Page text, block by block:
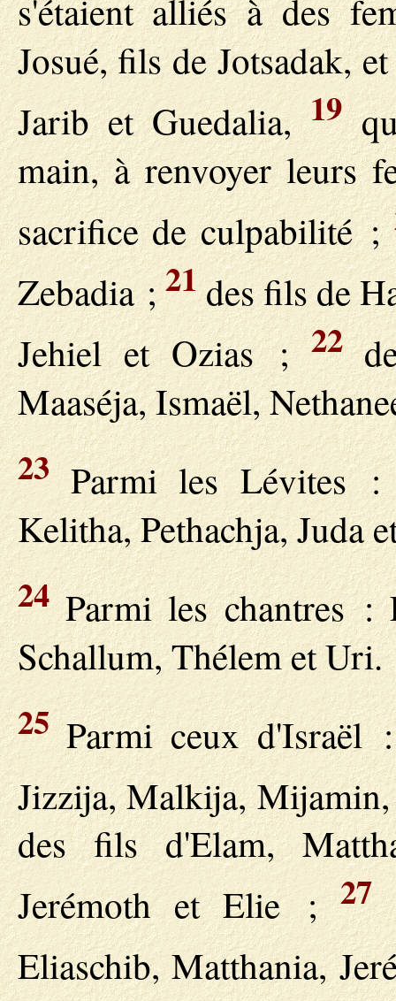
s'étaient alliés à des
Josué, fils de Jotsadak,
Jarib et Guedalia,19
main, à renvoyer leurs
sacrifice de culpabilité ;
Zebadia ;21des fils de
Jehiel et Ozias ;22
Maaséja, Ismaël,
23Parmi les Lévites :
Kelitha, Pethachja, Juda
24Parmi les chantres :
Schallum, Thélem et Uri.
25Parmi ceux d'Israël :
Jizzija, Malkija,
des fils d'Elam,
Jerémoth et Elie ;27
Eliaschib, Matthania,